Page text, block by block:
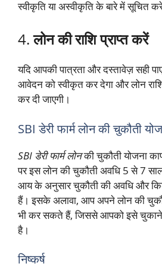
स्वीकृति या अस्वीकृति के बारे में सूचित
4.लोन की राशि प्राप्त करें
यदि आपकी पात्रता और दस्तावेज़ सही
आवेदन को स्वीकृत कर देगा और लोन
कर दी जाएगी।
SBI डेरी फार्म लोन की चुकौती
SBI डेरी फार्म लोनकी चुकौती योजना
पर इस लोन की चुकौती अवधि 5 से 7
आय के अनुसार चुकौती की अवधि और
हैं। इसके अलावा, आप अपने लोन की
भी कर सकते हैं, जिससे आपको इसे चुकाने
है।
निष्कर्ष